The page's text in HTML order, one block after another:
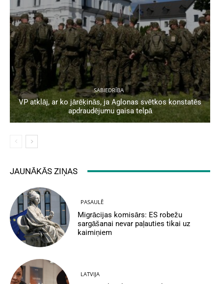
SABIEDRĪBA
VP atklāj, ar ko jārēķinās, ja Aglonas svētkos konstatēs
apdraudējumu gaisa telpā
JAUNĀKĀS ZIŅAS
PASAULĒ
Migrācijas komisārs: ES robežu
sargāšanai nevar paļauties tikai uz
kaimiņiem
LATVIJA